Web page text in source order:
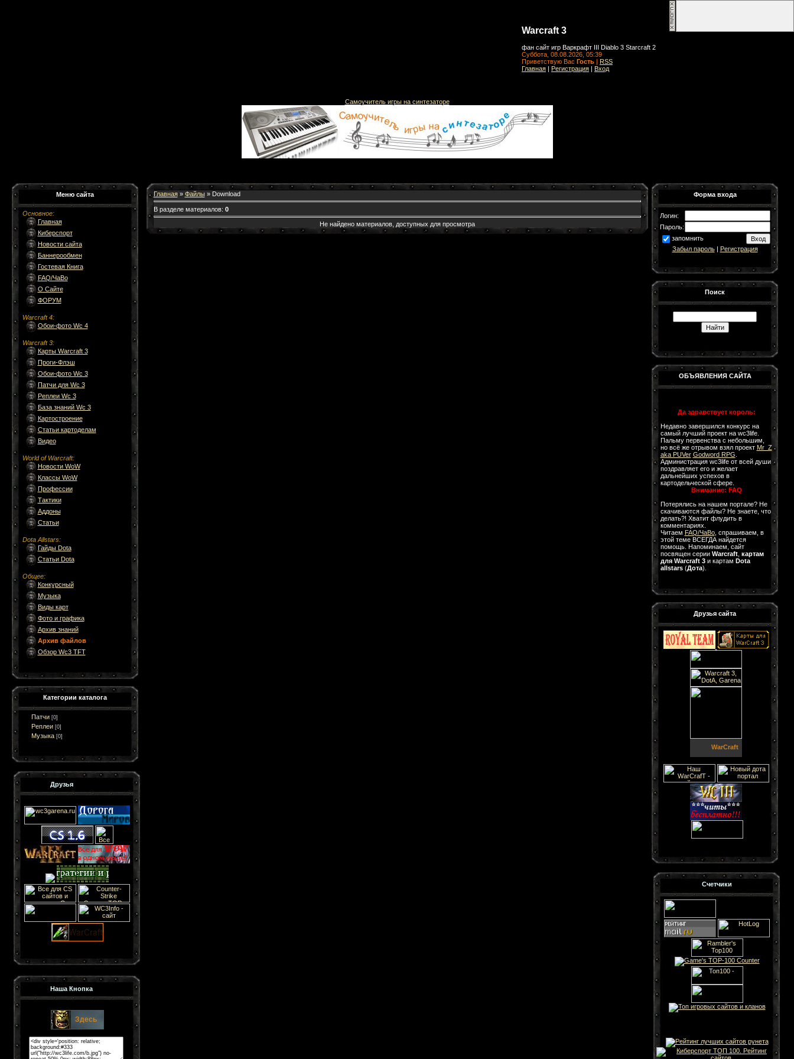
Warcraft 3
фан сайт игр Варкрафт III Diablo 3 Starcraft 2
Суббота, 08.08.2026, 05:39
Приветствую Вас Гость
RSS
Главная
Регистрация Вход
Самоучитель игры на синтезаторе
Меню сайта
Основное:
Главная
Киберспорт
Новости сайта
Баннерообмен
Гостевая Книга
FAQ/ЧаВо
О Сайте
ФОРУМ
Warcraft 4:
Обои-фото Wc 4
Warcraft 3:
Карты Warcraft 3
Проги-Флэш
Обои-фото Wc 3
Патчи для Wc 3
Реплеи Wc 3
База знаний Wc 3
Картостроение
Статьи картоделам
Видео
World of Warcraft:
Новости WoW
Классы WoW
Профессии
Тактики
Аддоны
Статьи
Dota Allstars:
Гайды Dota
Статьи Dota
Общее:
Конкурсный
Музыка
Виды карт
Фото и графика
Архив знаний
Архив файлов
Обзор Wc3 TFT
Категории каталога
Патчи [0]
Реплеи [0]
Музыка [0]
Друзья
Наша Кнопка
Здесь
Главная» Файлы» Download
В разделе материалов: 0
Не найдено материалов, доступных для просмотра
Форма входа
Логин:
Пароль:
запомнить
Забыл пароль| Регистрация
Поиск
ОБЪЯВЛЕНИЯ САЙТА
Да здравствует король:
Недавно завершился конкурс на
самый лучший проект на wc3life.
Пальму первенства с небольшим,
но всё же отрывом взял проект Mr_Z
aka PUVer Godword RPG
Администрация wc3life от всей души
поздравляет его и желает
дальнейших успехов в
картодельческой сфере.
Внимание: FAQ
Потерялись на нашем портале? Не
скачиваются файлы? Не знаете, что
делать?! Хватит флудить в
комментариях.
Читаем FAQ/ЧаВо, спрашиваем, в
этой теме ВСЕГДА найдется
помощь. Напоминаем, сайт
посвящен серии Warcraft, картам
для Warcraft 3и картам Dota
allstars(Дота).
Друзья сайта
WarCraft
Счетчики